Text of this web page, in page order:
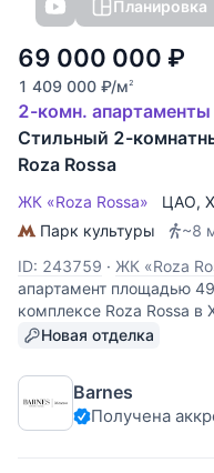
Планировка
69 000 000 ₽
1 409 000 ₽/м2
2-комн.
Стильный 2-
Roza Rossa
ЖК «Roza Rossa» ЦАО,
Парк культуры
~8
ID: 243759 · ЖК «Roza
апартамент площадью
комплексе Roza Rossa в
выполнена чистовая
оборудования (Miele,
Новая отделка
Barnes
Получена